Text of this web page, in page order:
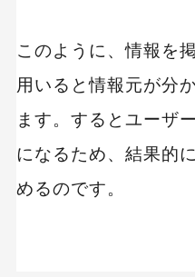
このように、情報を
用いると情報元が分
ます。するとユーザ
になるため、結果的
めるのです。